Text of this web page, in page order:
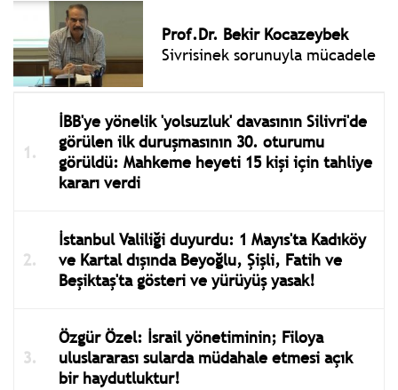
Prof.Dr. Bekir Kocazeybek
Sivrisinek sorunuyla mücadele
İBB'ye yönelik 'yolsuzluk' davasının Silivri'de
görülen ilk duruşmasının 30. oturumu
görüldü: Mahkeme heyeti 15 kişi için tahliye
kararı verdi
İstanbul Valiliği duyurdu: 1 Mayıs'ta Kadıköy
ve Kartal dışında Beyoğlu, Şişli, Fatih ve
Beşiktaş'ta gösteri ve yürüyüş yasak!
Özgür Özel: İsrail yönetiminin; Filoya
uluslararası sularda müdahale etmesi açık
bir haydutluktur!